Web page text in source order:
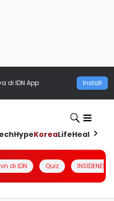
di IDN App Install
HypeKoreaLifeHealth
di IDN Quiz INSIDENESIA